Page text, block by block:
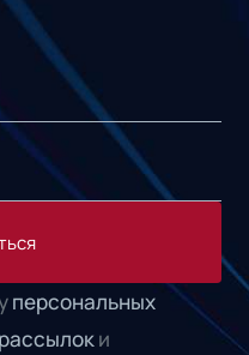
персональных
рассылоки